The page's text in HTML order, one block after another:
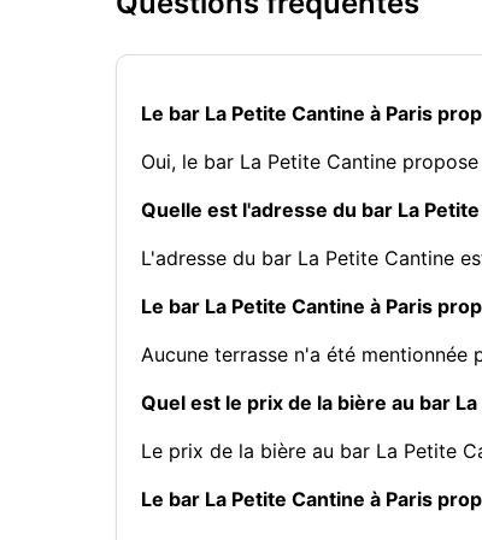
Le bar La Petite Cantine à Paris
Oui, le bar La Petite Cantine
Quelle est l'adresse du bar La
L'adresse du bar La Petite Cantine
Le bar La Petite Cantine à Paris
Aucune terrasse n'a été mentionnée
Quel est le prix de la bière au bar
Le prix de la bière au bar La Petite
Le bar La Petite Cantine à Paris